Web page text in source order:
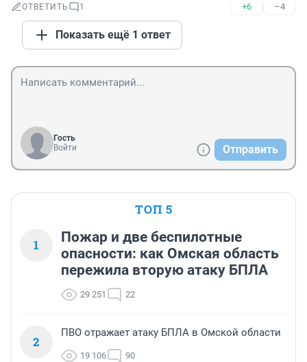
ОТВЕТИТЬ 1 +6 –4
Показать ещё 1 ответ
Гость
Войти
Отправить
ТОП 5
1
Пожар и две беспилотные
опасности: как Омская область
пережила вторую атаку БПЛА
29 251 22
2
ПВО отражает атаку БПЛА в Омской области
19 106 90